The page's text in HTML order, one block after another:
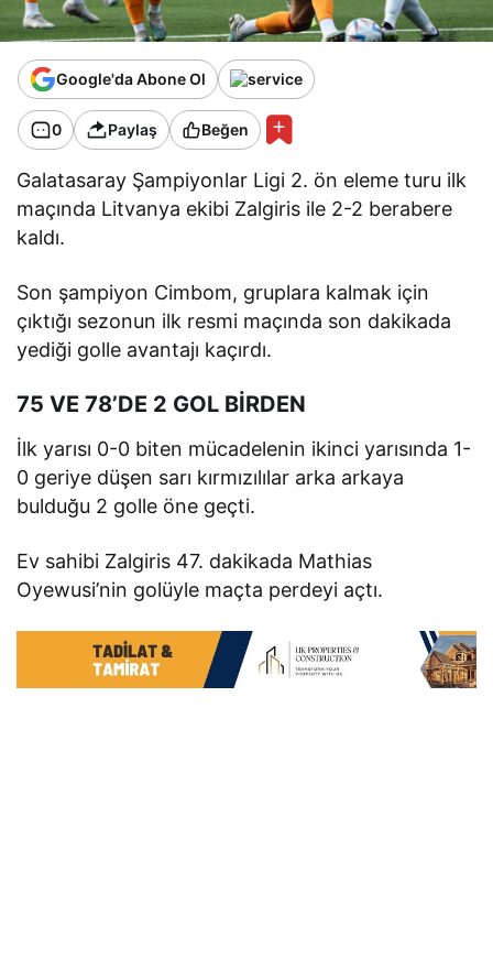
Google'da Abone Ol
0 Paylaş Beğen
Galatasaray Şampiyonlar Ligi 2. ön eleme turu ilk
maçında Litvanya ekibi Zalgiris ile 2-2 berabere
kaldı.
Son şampiyon Cimbom, gruplara kalmak için
çıktığı sezonun ilk resmi maçında son dakikada
yediği golle avantajı kaçırdı.
75 VE 78’DE 2 GOL BİRDEN
İlk yarısı 0-0 biten mücadelenin ikinci yarısında 1-
0 geriye düşen sarı kırmızılılar arka arkaya
bulduğu 2 golle öne geçti.
Ev sahibi Zalgiris 47. dakikada Mathias
Oyewusi’nin golüyle maçta perdeyi açtı.